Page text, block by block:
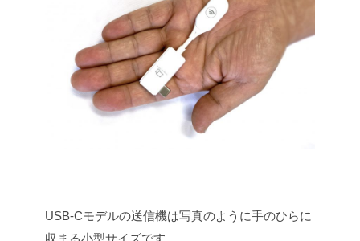
USB-Cモデルの送信機は写真のように手のひらに